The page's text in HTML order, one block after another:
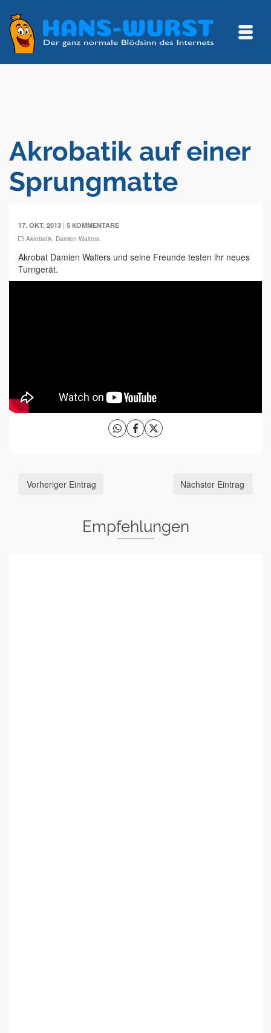
Akrobatik auf einer
Sprungmatte
17. OKT. 2013 | 5 KOMMENTARE
Akrobatik, Damien Walters
Akrobat Damien Walters und seine Freunde testen ihr neues
Turngerät.
Vorheriger Eintrag Nächster Eintrag
Empfehlungen